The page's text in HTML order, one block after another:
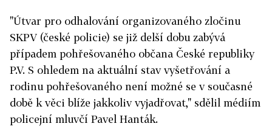
"Útvar pro odhalování organizovaného zločinu
SKPV (české policie) se již delší dobu zabývá
případem pohřešovaného občana České republiky
P.V. S ohledem na aktuální stav vyšetřování a
rodinu pohřešovaného není možné se v současné
době k věci blíže jakkoliv vyjadřovat," sdělil médiím
policejní mluvčí Pavel Hanták.